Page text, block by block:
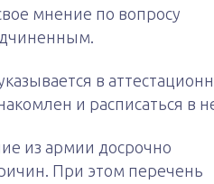
мнение по вопросу
в
и расписаться в
из армии досрочно
При этом перечень